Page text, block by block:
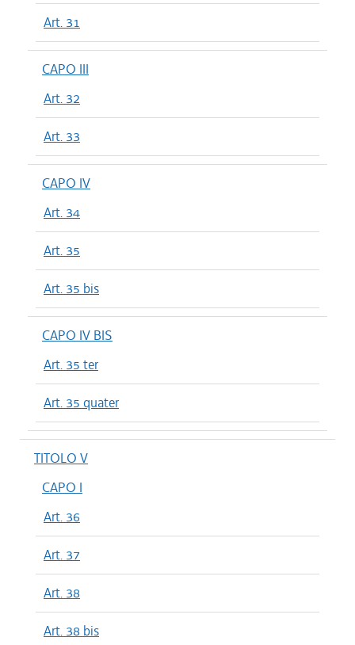
Art. 31
CAPO III
Art. 32
Art. 33
CAPO IV
Art. 34
Art. 35
Art. 35 bis
CAPO IV BIS
Art. 35 ter
Art. 35 quater
TITOLO V
CAPO I
Art. 36
Art. 37
Art. 38
Art. 38 bis